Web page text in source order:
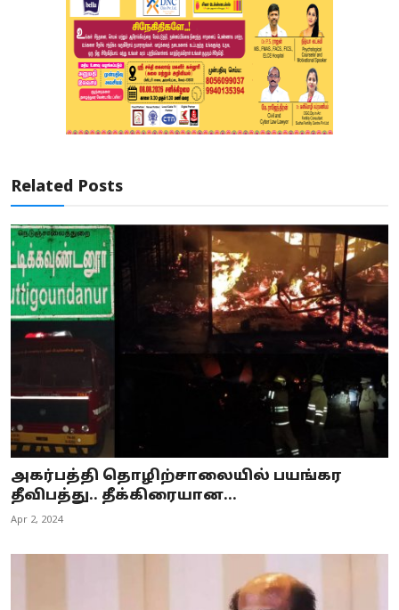
Related Posts
அகர்பத்தி தொழிற்சாலையில் பயங்கர
தீவிபத்து.. தீக்கிரையான...
Apr 2, 2024